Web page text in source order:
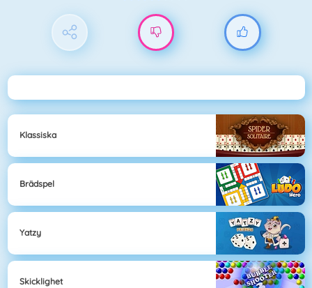
Klassiska
Brädspel
Yatzy
Skicklighet